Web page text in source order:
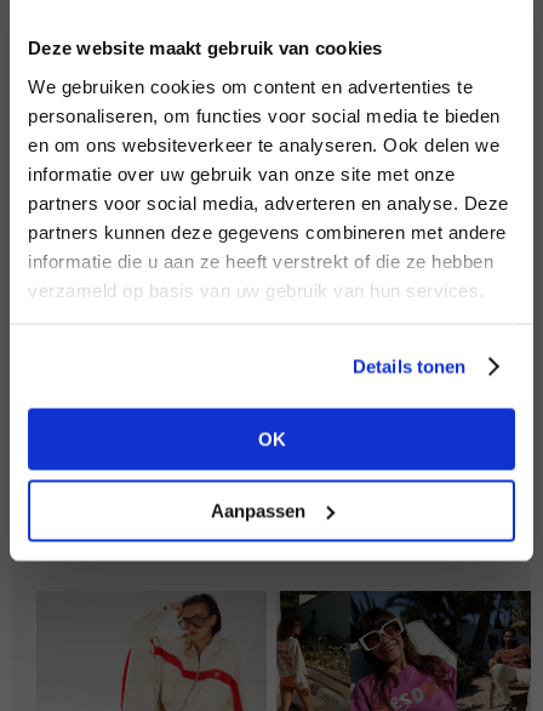
Deze website maakt gebruik van cookies
We gebruiken cookies om content en advertenties te
personaliseren, om functies voor social media te bieden
en om ons websiteverkeer te analyseren. Ook delen we
informatie over uw gebruik van onze site met onze
partners voor social media, adverteren en analyse. Deze
partners kunnen deze gegevens combineren met andere
informatie die u aan ze heeft verstrekt of die ze hebben
verzameld op basis van uw gebruik van hun services.
Details tonen
OK
Aanpassen
INLOGGEN
Wachtwoord
INLOGGEN
NOG GEEN ACCOUNT?
HEB JE NOG GEEN
ACCOUNT?
aan of bekijk de andere mogelijkheden.
BEKIJK ALLE OPTIES
MERK
Aaiko
Aimée the Label
MERK
MERK
Second female